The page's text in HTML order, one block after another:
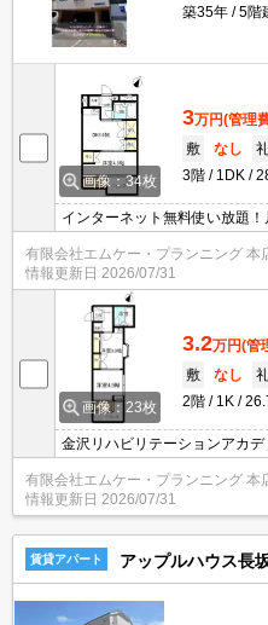
築35年
5階
画像：34枚
3万円(管理
敷
なし
3階
1DK
インターネット無料使い放題
0円キャンペーン実施中！入居
含めた初期費用が52250円でご
有限会社エムケー・プランニング 本
情報更新日 2026/07/31
画像：23枚
3.2万円(管
敷
なし
2階
1K
金沢リハビリテーションアカ
0円キャンペーン実施中！2ヶ
0円でご入居可能！インターネ
分。乗車20分で金沢駅、乗車2
有限会社エムケー・プランニング 本
情報更新日 2026/07/31
賃貸アパート アップルハウス長